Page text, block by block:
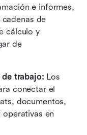
e informes,
de
cálculo y
de
trabajo: Los
conectar el
documentos,
en